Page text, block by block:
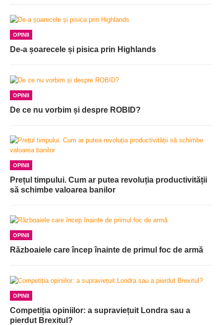
OPINII
De-a șoarecele și pisica prin Highlands
OPINII
De ce nu vorbim și despre ROBID?
OPINII
Prețul timpului. Cum ar putea revoluția productivității
să schimbe valoarea banilor
OPINII
Războaiele care încep înainte de primul foc de armă
OPINII
Competiția opiniilor: a supraviețuit Londra sau a
pierdut Brexitul?